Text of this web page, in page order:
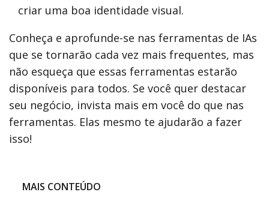
criar uma boa identidade visual.
Conheça e aprofunde-se nas ferramentas de IAs
que se tornarão cada vez mais frequentes, mas
não esqueça que essas ferramentas estarão
disponíveis para todos. Se você quer destacar
seu negócio, invista mais em você do que nas
ferramentas. Elas mesmo te ajudarão a fazer
isso!
MAIS CONTEÚDO